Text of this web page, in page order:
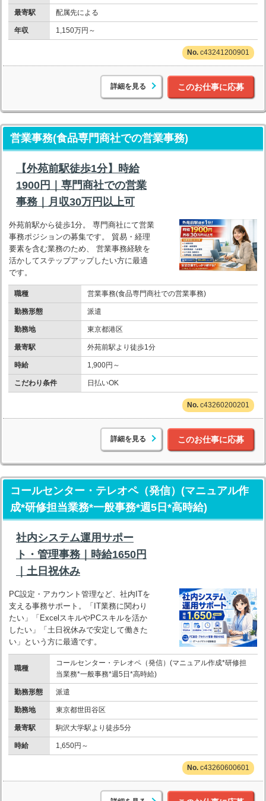
最寄駅 配属先による
年収 1,150万円～
c43241200901
詳細を見る このお仕事に応募
営業事務(食品専門商社での営業事務)
【外苑前駅徒歩1分】時給
1900円｜専門商社での営業
事務｜月収30万円以上可
外苑前駅から徒歩1分。 専門商社にて営業
事務ポジションの募集です。 貿易・経理
要素を含む業務のため、 営業事務経験を
活かしてステップアップしたい方に最適
です。
職種 営業事務(食品専門商社での営業事務)
勤務形態 派遣
勤務地 東京都港区
最寄駅 外苑前駅より徒歩1分
時給 1,900円～
こだわり条件 日払いOK
c43260200201
詳細を見る このお仕事に応募
コールセンター・テレオペ（発信）(マニュアル作
成*研修担当業務*一般事務*週5日*高時給)
社内システム運用サポー
ト・管理事務｜時給1650円
｜土日祝休み
PC設定・アカウント管理など、社内ITを
支える事務サポート。「IT業務に関わり
たい」「ExcelスキルやPCスキルを活か
したい」「土日祝休みで安定して働きた
い」という方に最適です。
職種
コールセンター・テレオペ（発信）(マニュアル作成*研修担
当業務*一般事務*週5日*高時給)
勤務形態 派遣
勤務地 東京都世田谷区
最寄駅 駒沢大学駅より徒歩5分
時給 1,650円～
c43260600601